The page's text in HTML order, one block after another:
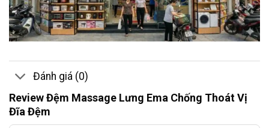
Đánh giá (0)
Review Đệm Massage Lưng Ema Chống Thoát Vị
Đĩa Đệm